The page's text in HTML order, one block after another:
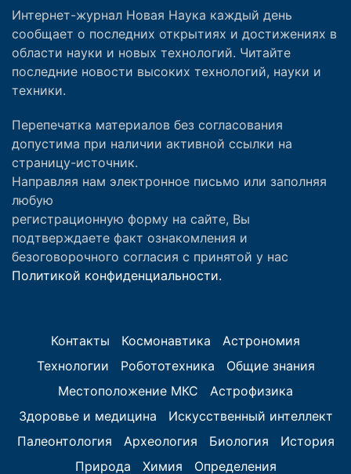
Интернет-журнал Новая Наука каждый день
сообщает о последних открытиях и достижениях в
области науки и новых технологий. Читайте
последние новости высоких технологий, науки и
техники.
Перепечатка материалов без согласования
допустима при наличии активной ссылки на
страницу-источник.
Направляя нам электронное письмо или заполняя
любую
регистрационную форму на сайте, Вы
подтверждаете факт ознакомления и
безоговорочного согласия с принятой у нас
Политикой конфиденциальности.
Контакты Космонавтика
Астрономия
Технологии
Робототехника
Общие знания
Местоположение МКС
Астрофизика
Здоровье и медицина
Искусственный интеллект
Палеонтология
Археология Биология
История
Природа
Химия Определения